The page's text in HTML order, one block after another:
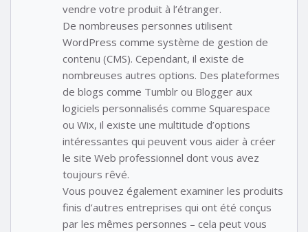
vendre votre produit à l’étranger.
De nombreuses personnes utilisent
WordPress comme système de gestion de
contenu (CMS). Cependant, il existe de
nombreuses autres options. Des plateformes
de blogs comme Tumblr ou Blogger aux
logiciels personnalisés comme Squarespace
ou Wix, il existe une multitude d’options
intéressantes qui peuvent vous aider à créer
le site Web professionnel dont vous avez
toujours rêvé.
Vous pouvez également examiner les produits
finis d’autres entreprises qui ont été conçus
par les mêmes personnes – cela peut vous